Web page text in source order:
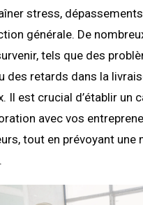
stress,
générale. De
tels que des
des retards dans la
Il est crucial d’établir un
avec vos
tout en prévoyant une